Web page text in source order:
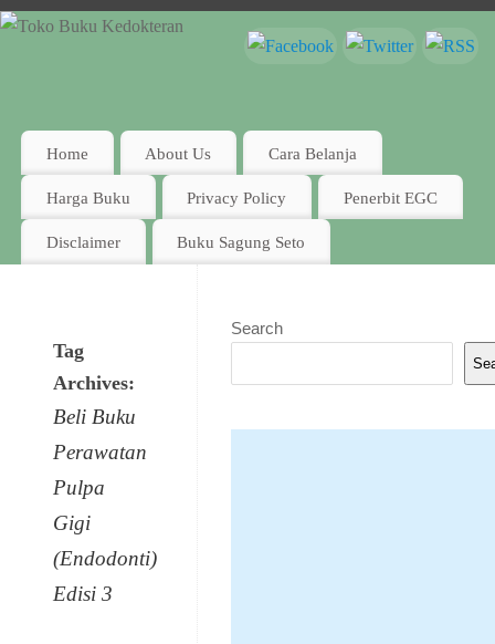
Home About Us Cara Belanja
Harga Buku Privacy Policy Penerbit EGC
Disclaimer Buku Sagung Seto
Tag
Archives:
Beli Buku
Perawatan
Pulpa
Gigi
(Endodonti)
Edisi 3
Search